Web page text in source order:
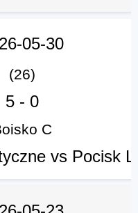
05-30
(26)
5- 0
C
vs Pocisk